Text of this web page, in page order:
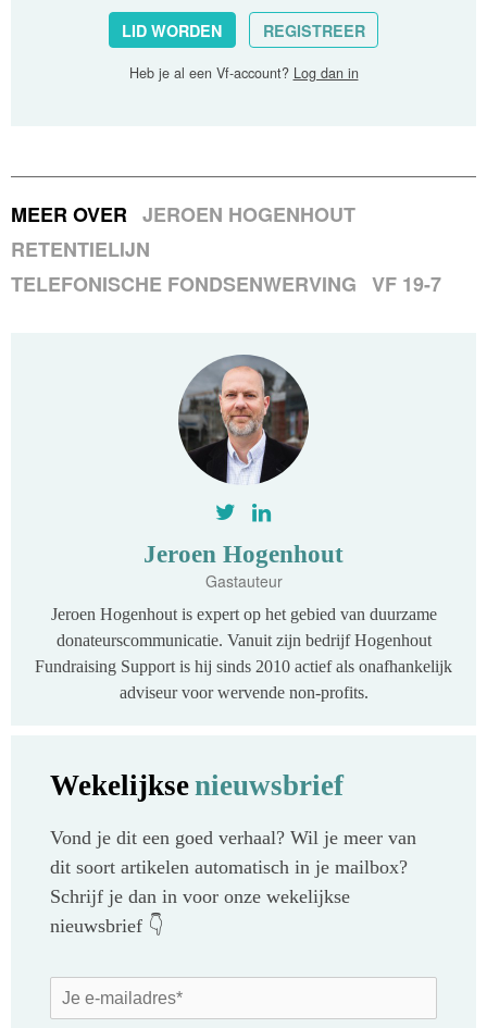
LID WORDEN REGISTREER
Heb je al een Vf-account? Log dan in
MEER OVER JEROEN HOGENHOUT
RETENTIELIJN
TELEFONISCHE FONDSENWERVING VF 19-7
Jeroen Hogenhout
Gastauteur
Jeroen Hogenhout is expert op het gebied van duurzame
donateurscommunicatie. Vanuit zijn bedrijf Hogenhout
Fundraising Support is hij sinds 2010 actief als onafhankelijk
adviseur voor wervende non-profits.
Wekelijksenieuwsbrief
Vond je dit een goed verhaal? Wil je meer van
dit soort artikelen automatisch in je mailbox?
Schrijf je dan in voor onze wekelijkse
nieuwsbrief 👇